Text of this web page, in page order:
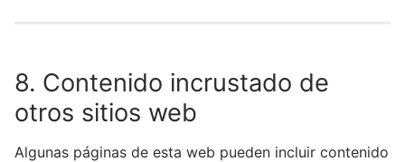
8. Contenido incrustado de
otros sitios web
Algunas páginas de esta web pueden incluir contenido